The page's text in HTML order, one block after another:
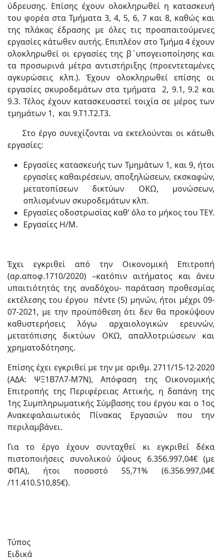
ύδρευσης. Επίσης έχουν ολοκληρωθεί η κατασκευή
του φορέα στα Τμήματα 3, 4, 5, 6, 7 και 8, καθώς και
της πλάκας έδρασης με όλες τις προαπαιτούμενες
εργασίες κάτωθεν αυτής. Επιπλέον στο Τμήμα 4 έχουν
ολοκληρωθεί οι εργασίες της β΄υπογειοποίησης και
τα προσωρινά μέτρα αντιστήριξης (προεντεταμένες
αγκυρώσεις κλπ.). Έχουν ολοκληρωθεί επίσης οι
εργασίες σκυροδεμάτων στα τμήματα 2, 9.1, 9.2 και
9.3. Τέλος έχουν κατασκευαστεί τοιχία σε μέρος των
τμημάτων 1, και 9.Τ1.Τ2.Τ3.
Στο έργο συνεχίζονται να εκτελούνται οι κάτωθι
εργασίες:
Εργασίες κατασκευής των Τμημάτων 1, και 9, ήτοι
εργασίες καθαιρέσεων, αποξηλώσεων, εκσκαφών,
μετατοπίσεων δικτύων ΟΚΩ, μονώσεων,
οπλισμένων σκυροδεμάτων κλπ.
Εργασίες οδοστρωσίας καθ’ όλο το μήκος του ΤΕΥ.
Εργασίες Η/Μ.
Έχει εγκριθεί από την Οικονομική Επιτροπή
(αρ.αποφ.1710/2020) –κατόπιν αιτήματος και άνευ
υπαιτιότητάς της αναδόχου- παράταση προθεσμίας
εκτέλεσης του έργου πέντε (5) μηνών, ήτοι μέχρι 09-
07-2021, με την προϋπόθεση ότι δεν θα προκύψουν
καθυστερήσεις λόγω αρχαιολογικών ερευνών,
μετατόπισης δικτύων ΟΚΩ, απαλλοτριώσεων και
χρηματοδότησης.
Επίσης έχει εγκριθεί με την με αριθμ. 2711/15-12-2020
(ΑΔΑ: ΨΞ1Β7Λ7-Μ7Ν), Απόφαση της Οικονομικής
Επιτροπής της Περιφέρειας Αττικής, η δαπάνη της
1ης Συμπληρωματικής Σύμβασης του έργου και ο 1ος
Ανακεφαλαιωτικός Πίνακας Εργασιών που την
περιλαμβάνει.
Για το έργο έχουν συνταχθεί κι εγκριθεί δέκα
πιστοποιήσεις συνολικού ύψους 6.356.997,04€ (με
ΦΠΑ), ήτοι ποσοστό 55,71% (6.356.997,04€
/11.410.510,85€).
Τύπος
Ειδικά